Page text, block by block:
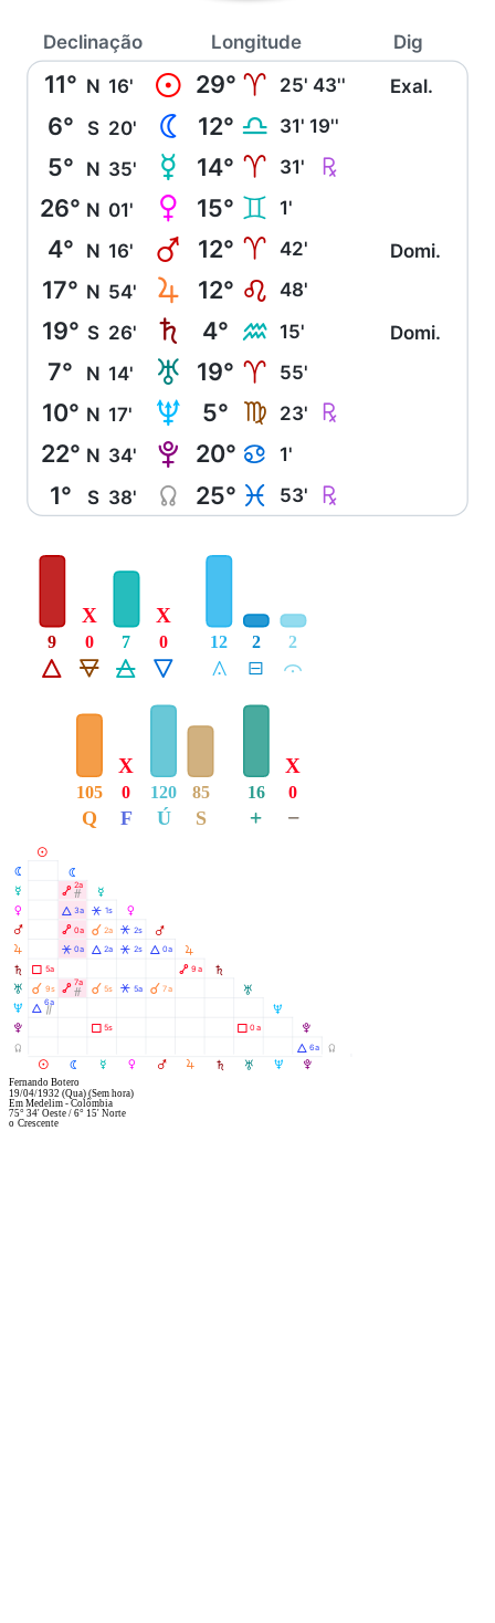
Declinação Longitude Dig
11° N 16' M 29° A 25' 43'' Exal.
6° S 20' N 12° G 31' 19''
5° N 35' O 14° A 31' Ç
26° N 01' P 15° C 1'
4° N 16' Q 12° A 42' Domi.
17° N 54' R 12° E 48'
19° S 26' S 4° K 15' Domi.
7° N 14' T 19° A 55'
10° N 17' U 5° F 23' Ç
22° N 34' V 20° D 1'
1° S 38' Y 25° L 53' Ç
Á
9
Ë
0
X
Ô
7
Ê
0
X
Å
12
É
2
Ă
2
Q
105
F
0
X
Ú
120
S
85
+
16
−
0
X
M
M
N
N
N
O
O
O
P
P
P
Q
Q
Q
R
R
R
S
S
S
T
T
T
U
U
U
V
V
V
Y
Y
Ã 5a
À 9s
Á Ò
6a
ÄÓ
2a
Á 3a
Ä 0a
Â 0a
ÄÓ
7a
Â 1s
À 2a
Á 2a
À 5s
Ã 5s
Â 2s
Â 2s
Â 5a
Á 0a
À 7a
Ä 9a
Ã 0a
Á 6a
Fernando Botero
19/04/1932 (Qua) (Sem hora)
EmMedelim - Colômbia
75° 34' Oeste/6° 15' Norte
Crescente
o